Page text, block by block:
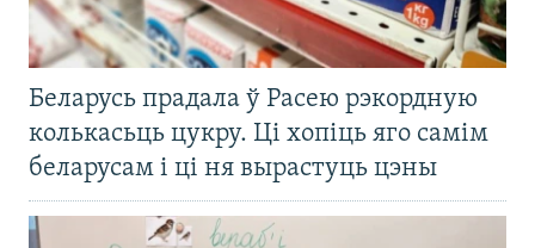
Беларусь прадала ў Расею рэкордную
колькасьць цукру. Ці хопіць яго самім
беларусам і ці ня вырастуць цэны